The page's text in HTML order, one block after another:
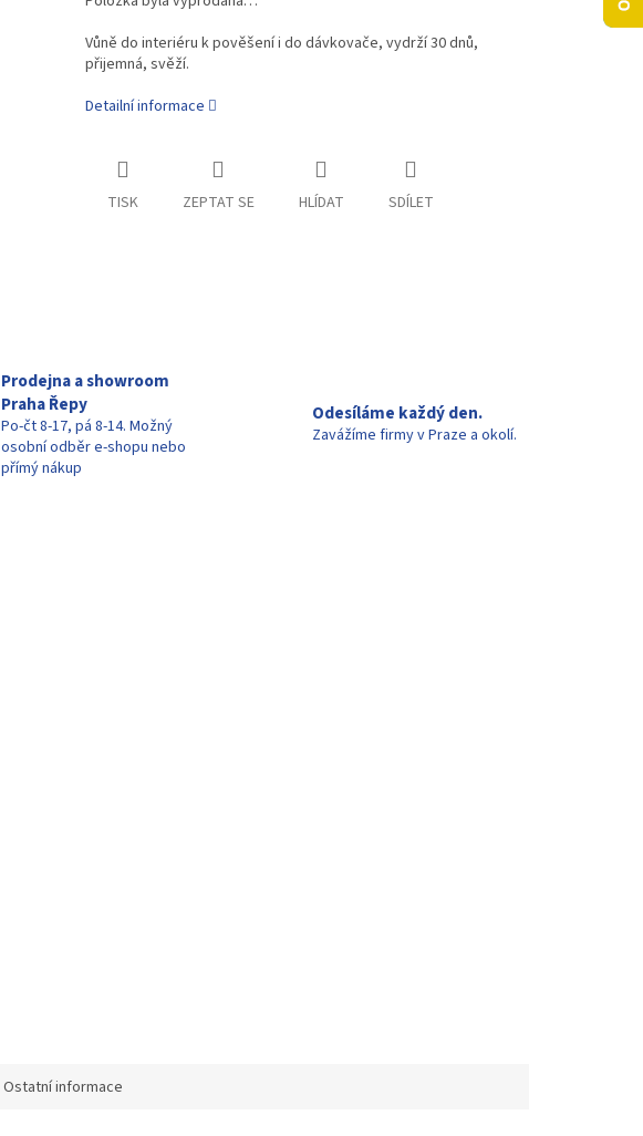
Vůně do interiéru k pověšení i do dávkovače, vydrží 30 dnů,
přijemná, svěží.
Detailní informace
TISK ZEPTAT SE HLÍDAT SDÍLET
Prodejna a showroom
Praha Řepy
Po-čt 8-17, pá 8-14. Možný
osobní odběr e-shopu nebo
přímý nákup
Odesíláme každý den.
Zavážíme firmy v Praze a okolí.
Ostatní informace